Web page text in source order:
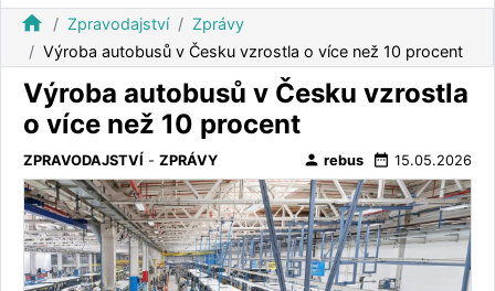
home Zpravodajství
Zprávy
Výroba autobusů v Česku vzrostla o více než 10 procent
Výroba autobusů v Česku vzrostla
o více než 10 procent
ZPRAVODAJSTVÍ - ZPRÁVY person rebus date_range 15.05.2026